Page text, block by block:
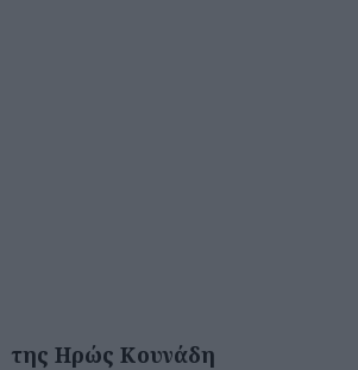
της Ηρώς Κουνάδη